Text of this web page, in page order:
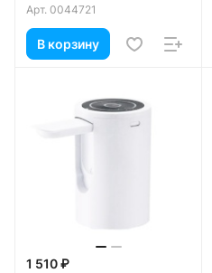
Арт. 0044721
В корзину
1 510 ₽